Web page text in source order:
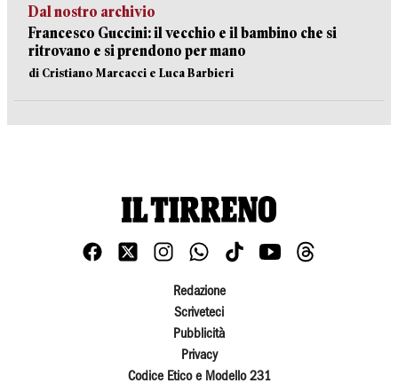
Dal nostro archivio
Francesco Guccini: il vecchio e il bambino che si
ritrovano e si prendono per mano
di Cristiano Marcacci e Luca Barbieri
Redazione
Scriveteci
Pubblicità
Privacy
Codice Etico e Modello 231